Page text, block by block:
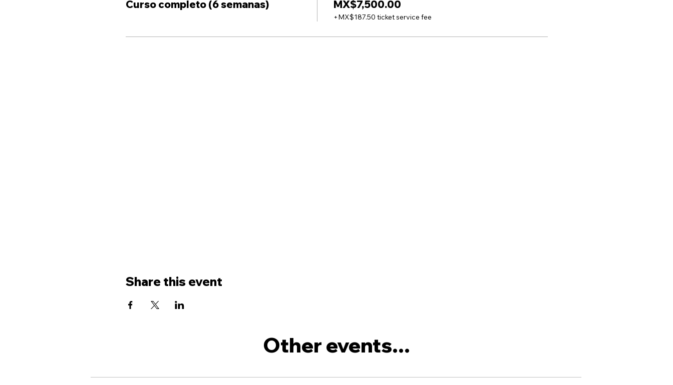
Curso completo (6 semanas) MX$7,500.00
+MX$187.50 ticket service fee
Share this event
Other events...